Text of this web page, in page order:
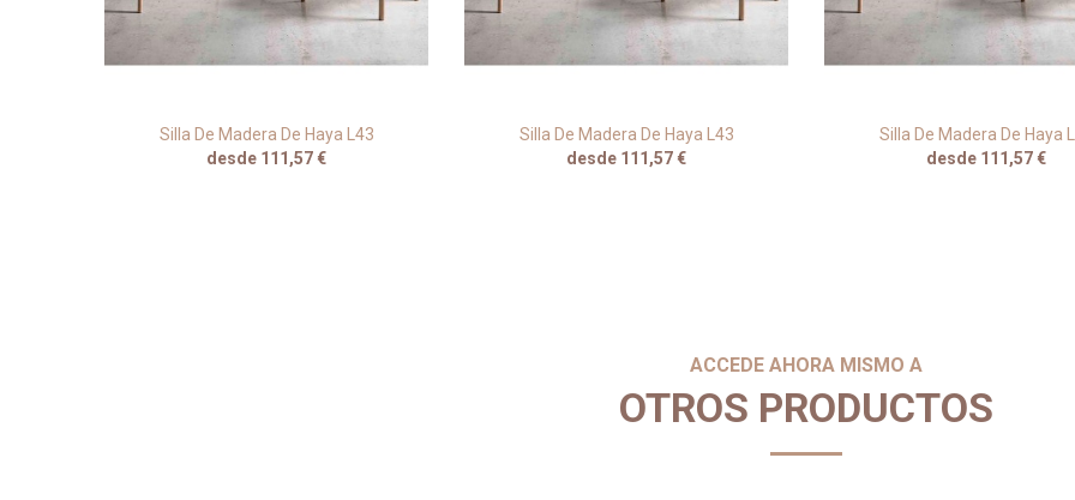
Silla De Madera De Haya L43
desde 111,57 €
Silla De Madera De Haya L43
desde 111,57 €
Silla De Madera De Haya
desde 111,57 €
ACCEDE AHORA MISMO A
OTROS PRODUCTOS